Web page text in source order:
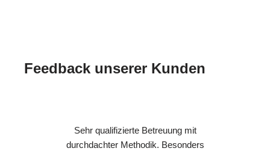
Feedback unserer Kunden
Sehr qualifizierte Betreuung mit
durchdachter Methodik. Besonders